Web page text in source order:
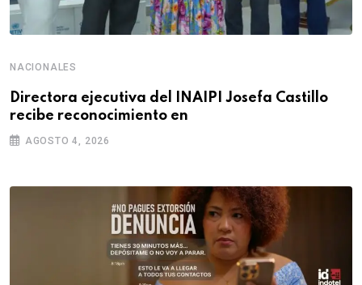
NACIONALES
Directora ejecutiva del INAIPI Josefa Castillo
recibe reconocimiento en
AGOSTO 4, 2026